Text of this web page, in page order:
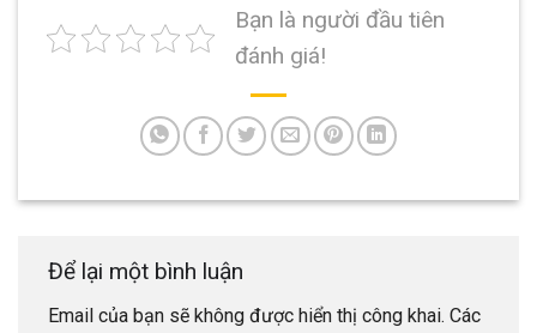
Bạn là người đầu tiên
đánh giá!
Để lại một bình luận
Email của bạn sẽ không được hiển thị công khai. Các